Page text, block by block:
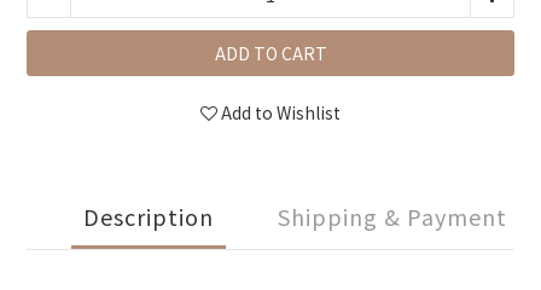
ADD TO CART
Add to Wishlist
Description Shipping & Payment